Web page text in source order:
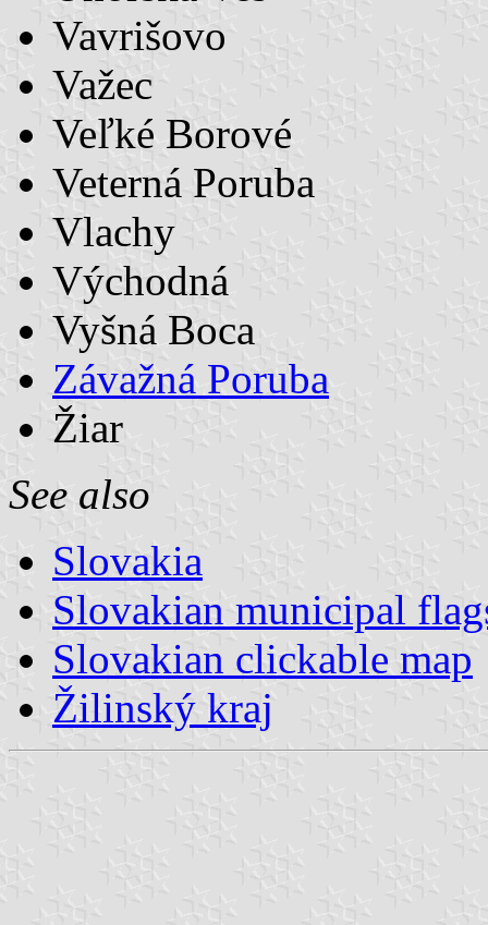
Vavrišovo
Važec
Veľké Borové
Veterná Poruba
Vlachy
Východná
Vyšná Boca
Závažná Poruba
Žiar
See also
Slovakia
Slovakian municipal
Slovakian clickable map
Žilinský kraj